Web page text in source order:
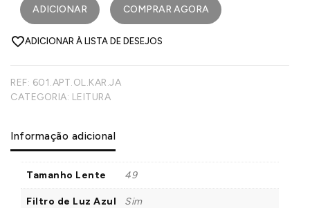
ADICIONAR COMPRAR AGORA
ADICIONAR À LISTA DE DESEJOS
REF: 601.APT.OL.KAR.JA
CATEGORIA: LEITURA
Informação adicional
Tamanho Lente 49
Filtro de Luz Azul Sim